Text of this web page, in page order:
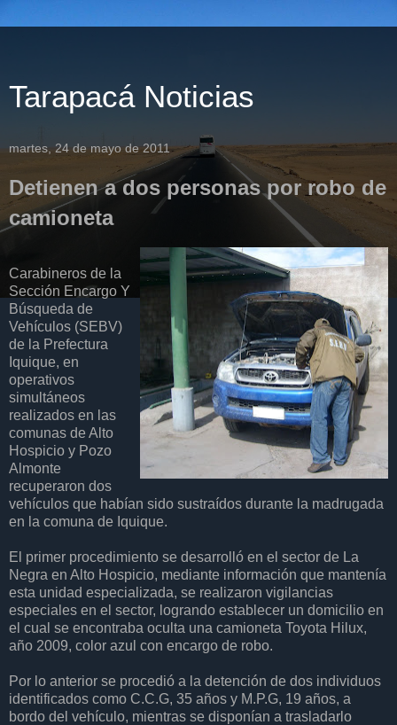
Tarapacá Noticias
martes, 24 de mayo de 2011
Detienen a dos personas por robo de
camioneta
Carabineros de la
Sección Encargo Y
Búsqueda de
Vehículos (SEBV)
de la Prefectura
Iquique, en
operativos
simultáneos
realizados en las
comunas de Alto
Hospicio y Pozo
Almonte
recuperaron dos
vehículos que habían sido sustraídos durante la madrugada
en la comuna de Iquique.
El primer procedimiento se desarrolló en el sector de La
Negra en Alto Hospicio, mediante información que mantenía
esta unidad especializada, se realizaron vigilancias
especiales en el sector, logrando establecer un domicilio en
el cual se encontraba oculta una camioneta Toyota Hilux,
año 2009, color azul con encargo de robo.
Por lo anterior se procedió a la detención de dos individuos
identificados como C.C.G, 35 años y M.P.G, 19 años, a
bordo del vehículo, mientras se disponían a trasladarlo